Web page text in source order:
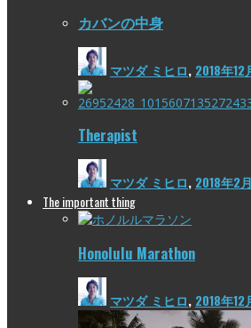
カバンの中身
マツダ ミヒロ, 2018年12
Therapist
マツダ ミヒロ, 2018年2
The important thing
Honolulu Marathon
マツダ ミヒロ, 2018年12